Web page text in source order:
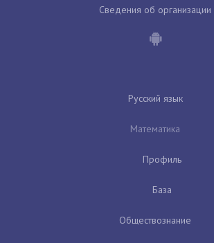
Сведения об организации
Русский язык
Математика
Профиль
База
Обществознание